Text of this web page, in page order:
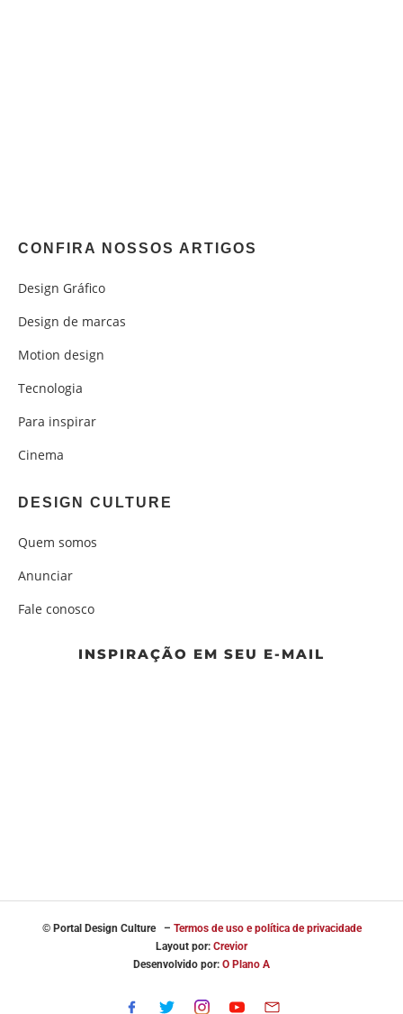
CONFIRA NOSSOS ARTIGOS
Design Gráfico
Design de marcas
Motion design
Tecnologia
Para inspirar
Cinema
DESIGN CULTURE
Quem somos
Anunciar
Fale conosco
INSPIRAÇÃO EM SEU E-MAIL
© Portal Design Culture – Termos de uso e política de privacidade
Layout por: Crevior
Desenvolvido por: O Plano A